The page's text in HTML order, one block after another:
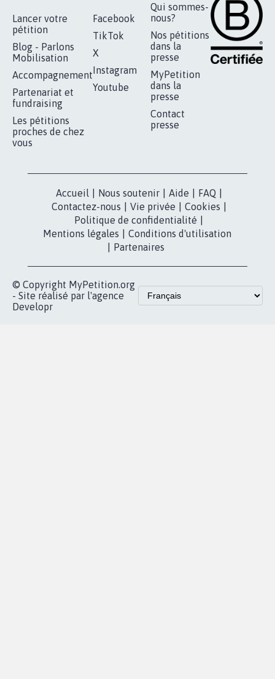
Lancer votre
pétition
Blog - Parlons
Mobilisation
Accompagnement
Partenariat et
fundraising
Les pétitions
proches de chez
vous
Facebook
TikTok
X
Instagram
Youtube
Qui sommes-
nous?
Nos pétitions
dans la
presse
MyPetition
dans la
presse
Contact
presse
Accueil Nous soutenir Aide FAQ
Contactez-nous
Vie privée Cookies
Politique de confidentialité
Mentions légales
Conditions d'utilisation
Partenaires
© Copyright MyPetition.org
- Site réalisé par l'agence
Developr